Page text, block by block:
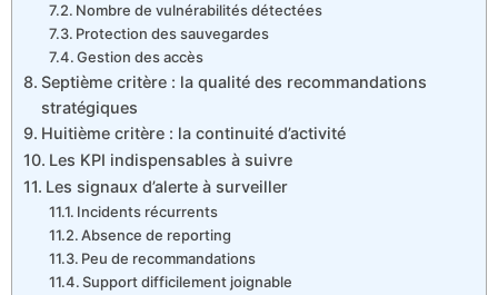
Nombre de vulnérabilités détectées
Protection des sauvegardes
Gestion des accès
Septième critère : la qualité des recommandations
stratégiques
Huitième critère : la continuité d’activité
Les KPI indispensables à suivre
Les signaux d’alerte à surveiller
Incidents récurrents
Absence de reporting
Peu de recommandations
Support difficilement joignable